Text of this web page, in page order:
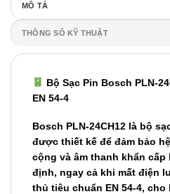
MÔ TẢ
THÔNG SỐ KỸ THUẬT
Bộ Sạc Pin Bosch PLN-
EN 54-4
Bosch PLN-24CH12 là bộ sạ
được thiết kế để đảm bảo hệ
cộng và âm thanh khẩn cấp
định, ngay cả khi mất điện l
thủ tiêu chuẩn EN 54-4, cho